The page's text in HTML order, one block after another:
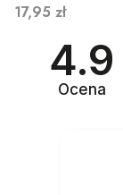
Cena
17,95 zł
4.9
Ocena